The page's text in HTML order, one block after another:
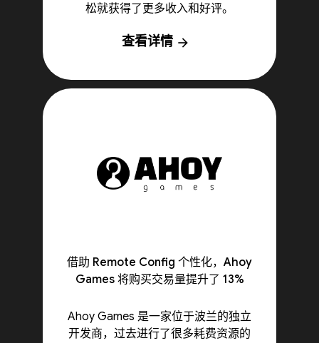
松就获得了更多收入和好评。
查看详情 arrow_forward
借助 Remote Config 个性化，Ahoy
Games 将购买交易量提升了 13%
Ahoy Games 是一家位于波兰的独立
开发商，过去进行了很多耗费资源的